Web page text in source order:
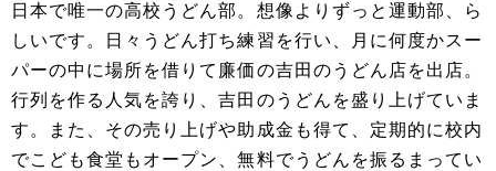
日本で唯一の高校うどん部。想像よりずっと運動部、ら
しいです。日々うどん打ち練習を行い、月に何度かスー
パーの中に場所を借りて廉価の吉田のうどん店を出店。
行列を作る人気を誇り、吉田のうどんを盛り上げていま
す。また、その売り上げや助成金も得て、定期的に校内
でこども食堂もオープン、無料でうどんを振るまってい